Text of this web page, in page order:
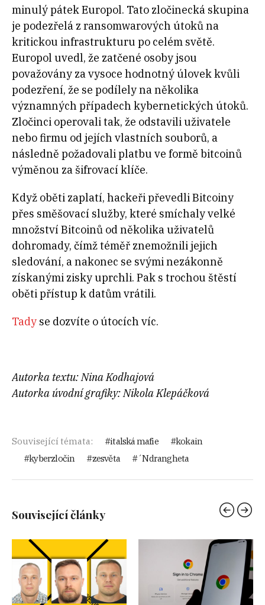
minulý pátek Europol. Tato zločinecká skupina
je podezřelá z ransomwarových útoků na
kritickou infrastrukturu po celém světě.
Europol uvedl, že zatčené osoby jsou
považovány za vysoce hodnotný úlovek kvůli
podezření, že se podílely na několika
významných případech kybernetických útoků.
Zločinci operovali tak, že odstavili uživatele
nebo firmu od jejích vlastních souborů, a
následně požadovali platbu ve formě bitcoinů
výměnou za šifrovací klíče.
Když oběti zaplatí, hackeři převedli Bitcoiny
přes směšovací služby, které smíchaly velké
množství Bitcoinů od několika uživatelů
dohromady, čímž téměř znemožnili jejich
sledování, a nakonec se svými nezákonně
získanými zisky uprchli. Pak s trochou štěstí
oběti přístup k datům vrátili.
Tady se dozvíte o útocích víc.
Autorka textu: Nina Kodhajová
Autorka úvodní grafiky: Nikola Klepáčková
Související témata: italská mafie
kokain
kyberzločin
zesvěta ´Ndrangheta
Související články